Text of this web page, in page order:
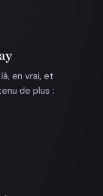
en vrai, et
de plus :